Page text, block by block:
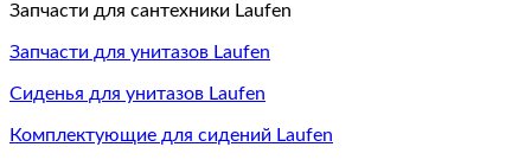
Запчасти для сантехники Laufen
Запчасти для унитазов Laufen
Сиденья для унитазов Laufen
Комплектующие для сидений Laufen